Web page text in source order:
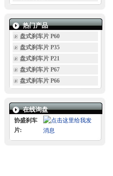
热门产品
盘式刹车片 P60
盘式刹车片 P35
盘式刹车片 P21
盘式刹车片 P67
盘式刹车片 P66
在线询盘
协盛刹车
片: